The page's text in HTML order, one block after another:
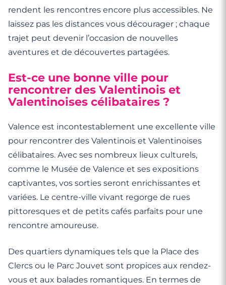
rendent les rencontres encore plus accessibles. Ne
laissez pas les distances vous décourager ; chaque
trajet peut devenir l’occasion de nouvelles
aventures et de découvertes partagées.
Est-ce une bonne ville pour
rencontrer des Valentinois et
Valentinoises célibataires ?
Valence est incontestablement une excellente ville
pour rencontrer des Valentinois et Valentinoises
célibataires. Avec ses nombreux lieux culturels,
comme le Musée de Valence et ses expositions
captivantes, vos sorties seront enrichissantes et
variées. Le centre-ville vivant regorge de rues
pittoresques et de petits cafés parfaits pour une
rencontre amoureuse.
Des quartiers dynamiques tels que la Place des
Clercs ou le Parc Jouvet sont propices aux rendez-
vous et aux balades romantiques. En termes de